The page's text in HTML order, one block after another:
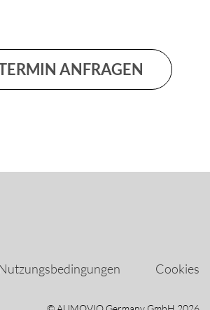
ANFRAGEN
Nutzungsbedingungen Cookies